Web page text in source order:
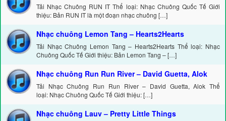
Tải Nhạc Chuông RUN IT Thể loại: Nhạc Chuông Quốc Tế Giới
thiệu: Bản RUN IT là một đoạn nhạc chuông […]
Nhạc chuông Lemon Tang – Hearts2Hearts
Tải Nhạc Chuông Lemon Tang – Hearts2Hearts Thể loại: Nhạc
Chuông Quốc Tế Giới thiệu: Bản Lemon Tang – […]
Nhạc chuông Run Run River – David Guetta, Alok
Tải Nhạc Chuông Run Run River – David Guetta, Alok Thể
loại: Nhạc Chuông Quốc Tế Giới thiệu: […]
Nhạc chuông Lauv – Pretty Little Things